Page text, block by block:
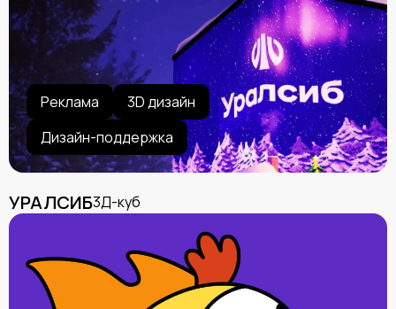
Реклама
3D дизайн
Дизайн-поддержка
УРАЛСИБ3Д-куб